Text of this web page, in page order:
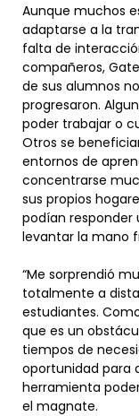
Aunque muchos
adaptarse a la
falta de
compañeros,
de sus alumnos
progresaron.
poder trabajar o
Otros se
entornos de
concentrarse
sus propios
podían responder
levantar la mano
“Me sorprendió
totalmente a
estudiantes.
que es un
tiempos de
oportunidad para
herramienta
el magnate.